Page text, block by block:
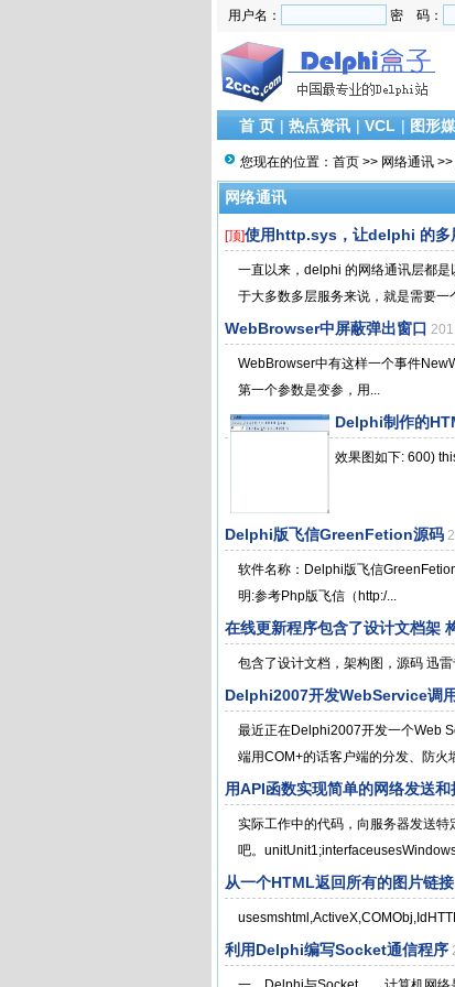
用户名： 密 码：
首 页 | 热点资讯 | VCL | 图形
您现在的位置： 首页 >> 网络通讯 >>
网络通讯
[顶]使用http.sys，让delphi 的多
一直以来，delphi 的网络通讯层都
于大多数多层服务来说，就是需要
WebBrowser中屏蔽弹出窗口
WebBrowser中有这样一个事件
第一个参数是变参，用...
Delphi制作的
效果图如下: 600)
Delphi版飞信GreenFetion源码
软件名称：Delphi版飞信
明:参考Php版飞信（http:/...
在线更新程序包含了设计文档架
包含了设计文档，架构图，源码 迅
Delphi2007开发WebService调
最近正在Delphi2007开发一个Web
端用COM+的话客户端的分发、防火
用API函数实现简单的网络发送和
实际工作中的代码，向服务器发送
吧。
从一个HTML返回所有的图片链接
利用Delphi编写Socket通信程序